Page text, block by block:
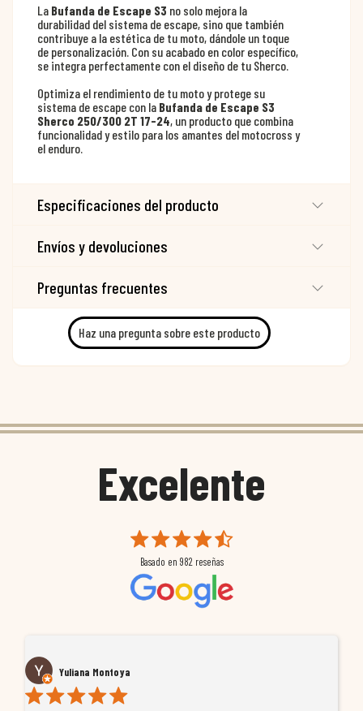
La Bufanda de Escape S3 no solo mejora la
durabilidad del sistema de escape, sino que también
contribuye a la estética de tu moto, dándole un toque
de personalización. Con su acabado en color específico,
se integra perfectamente con el diseño de tu Sherco.
Optimiza el rendimiento de tu moto y protege su
sistema de escape con la Bufanda de Escape S3
Sherco 250/300 2T 17-24, un producto que combina
funcionalidad y estilo para los amantes del motocross y
el enduro.
Especificaciones del producto
Envíos y devoluciones
Preguntas frecuentes
Haz una pregunta sobre este producto
Excelente
Basado en 982 reseñas
Yuliana Montoya